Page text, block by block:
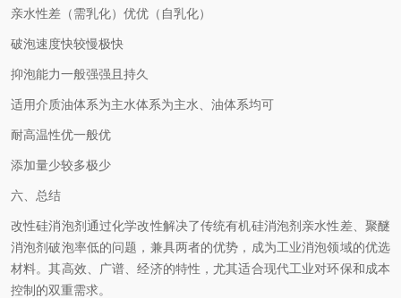
亲水性差（需乳化） 优优（自乳化）
破泡速度快较慢极快
抑泡能力一般强强且持久
适用介质油体系为主水体系为主水、油体系均可
耐高温性优一般优
添加量少较多极少
六、总结
改性硅消泡剂通过化学改性解决了传统有机硅消泡剂亲水性差、聚醚
消泡剂破泡率低的问题，兼具两者的优势，成为工业消泡领域的优选
材料。其高效、广谱、经济的特性，尤其适合现代工业对环保和成本
控制的双重需求。